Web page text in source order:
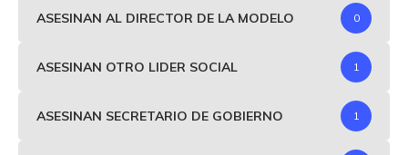
ASESINAN AL DIRECTOR DE LA MODELO 0
ASESINAN OTRO LIDER SOCIAL 1
ASESINAN SECRETARIO DE GOBIERNO 1